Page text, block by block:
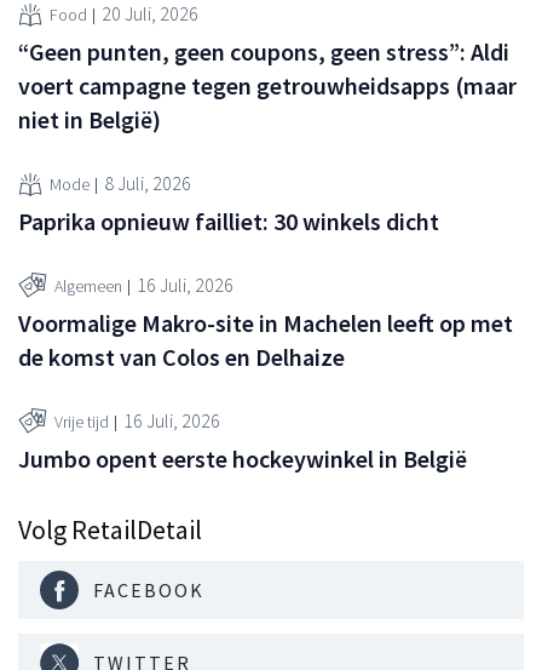
Food 20 Juli, 2026
“Geen punten, geen coupons, geen stress”: Aldi
voert campagne tegen getrouwheidsapps (maar
niet in België)
Mode 8 Juli, 2026
Paprika opnieuw failliet: 30 winkels dicht
Algemeen 16 Juli, 2026
Voormalige Makro-site in Machelen leeft op met
de komst van Colos en Delhaize
Vrije tijd 16 Juli, 2026
Jumbo opent eerste hockeywinkel in België
Volg RetailDetail
FACEBOOK
TWITTER